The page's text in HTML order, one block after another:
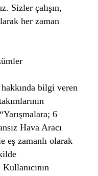
Sizler çalışın,
her zaman
hakkında bilgi veren
6
Hava Aracı
eş zamanlı olarak